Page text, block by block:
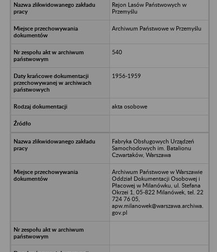
Rejon Lasów Państwowych w
Przemyślu
Archiwum Państwowe w Przemyślu
540
1956-1959
akta osobowe
Fabryka Obsługowych Urządzeń
Samochodowych im. Batalionu
Czwartaków, Warszawa
Archiwum Państwowe w Warszawie
Oddział Dokumentacji Osobowej i
Płacowej w Milanówku, ul. Stefana
Okrzei 1, 05-822 Milanówek, tel. 22
724 76 05,
apw.milanowek@warszawa.archiwa.
gov.pl